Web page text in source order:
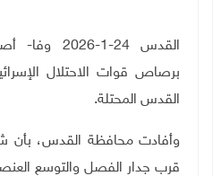
القدس 24-
برصاص قوات الاحتلال
القدس المحتلة.
وأفادت محافظة القدس، بأن
قرب جدار الفصل والتوسع